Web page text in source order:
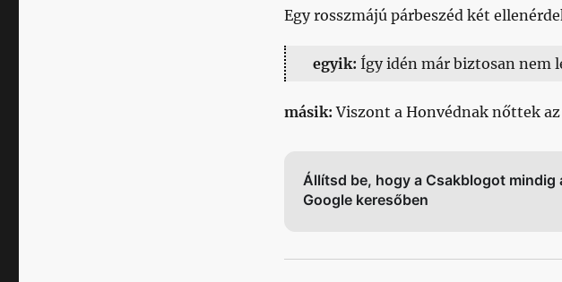
Egy rosszmájú párbeszéd két
egyik: Így idén már biztosan nem
másik: Viszont a Honvédnak nőttek az
Állítsd be, hogy a Csakblogot mindig
Google keresőben